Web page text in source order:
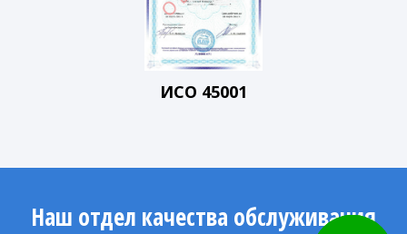
ИСО 45001
Наш отдел качества обслуживания